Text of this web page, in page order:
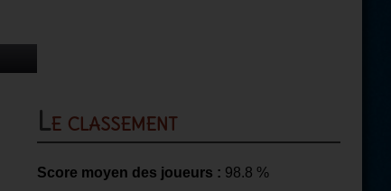
Le classement
Score moyen des joueurs : 98.8 %